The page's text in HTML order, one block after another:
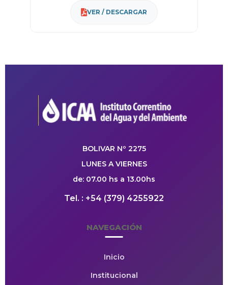
VER / DESCARGAR
BOLIVAR Nº 2275
LUNES A VIERNES
de: 07.00 hs a 13.00hs
Tel. : +54 (379) 4255922
NAVEGACIÓN
Inicio
Institucional